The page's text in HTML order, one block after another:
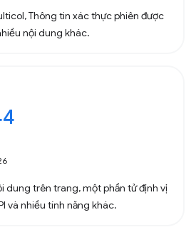
Thông tin xác thực phiên được
nội dung khác.
dung trên trang, một phần tử định vị
và nhiều tính năng khác.